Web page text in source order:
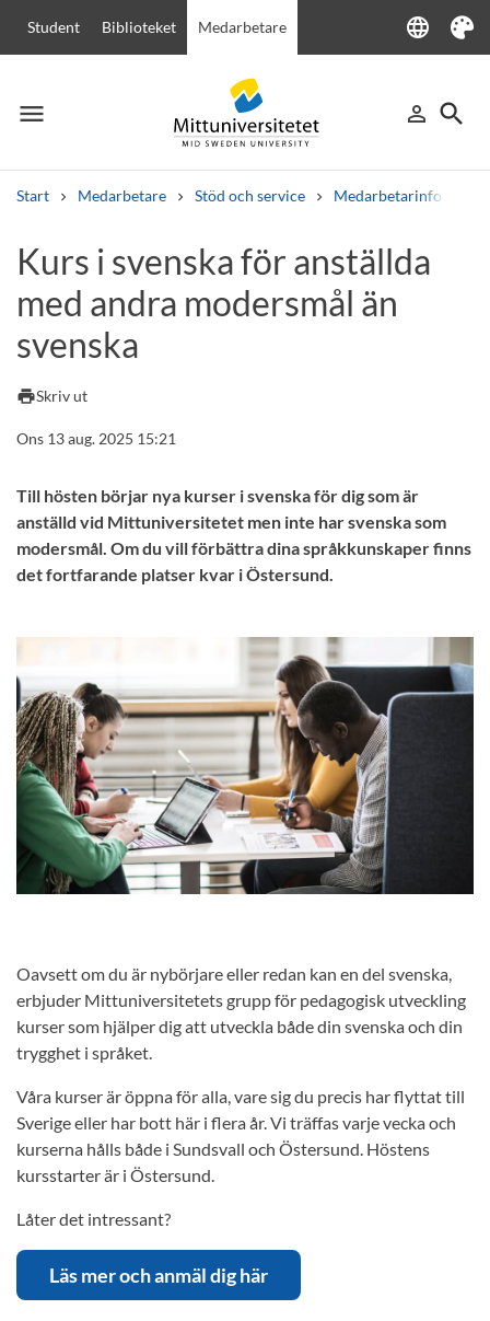
Student Biblioteket Medarbetare language
Language
Tema
menu
Meny person_outline
Logga in
search
Sök
Start Medarbetare Stöd och service Medarbetarinfo
Andra söktjänster
Kurser och program Kursplaner Välkomstbrev Personal
Lediga jobb
Kurs i svenska för anställda
med andra modersmål än
svenska
printSkriv ut
Ons 13 aug. 2025 15:21
Till hösten börjar nya kurser i svenska för dig som är
anställd vid Mittuniversitetet men inte har svenska som
modersmål. Om du vill förbättra dina språkkunskaper finns
det fortfarande platser kvar i Östersund.
Oavsett om du är nybörjare eller redan kan en del svenska,
erbjuder Mittuniversitetets grupp för pedagogisk utveckling
kurser som hjälper dig att utveckla både din svenska och din
trygghet i språket.
Våra kurser är öppna för alla, vare sig du precis har flyttat till
Sverige eller har bott här i flera år. Vi träffas varje vecka och
kurserna hålls både i Sundsvall och Östersund. Höstens
kursstarter är i Östersund.
Låter det intressant?
Läs mer och anmäl dig här